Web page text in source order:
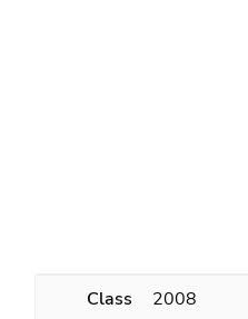
Class
2008